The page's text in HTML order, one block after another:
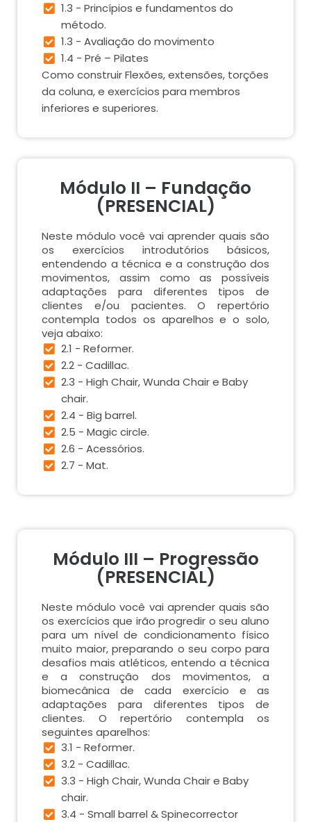
1.3 - Princípios e fundamentos do
método.
1.3 - Avaliação do movimento
1.4 - Pré – Pilates
Como construir Flexões, extensões, torções
da coluna, e exercícios para membros
inferiores e superiores.
Módulo II – Fundação
(PRESENCIAL)
Neste módulo você vai aprender quais são
os exercícios introdutórios básicos,
entendendo a técnica e a construção dos
movimentos, assim como as possíveis
adaptações para diferentes tipos de
clientes e/ou pacientes. O repertório
contempla todos os aparelhos e o solo,
veja abaixo:
2.1 - Reformer.
2.2 - Cadillac.
2.3 - High Chair, Wunda Chair e Baby
chair.
2.4 - Big barrel.
2.5 - Magic circle.
2.6 - Acessórios.
2.7 - Mat.
Módulo III – Progressão
(PRESENCIAL)
Neste módulo você vai aprender quais são
os exercícios que irão progredir o seu aluno
para um nível de condicionamento físico
muito maior, preparando o seu corpo para
desafios mais atléticos, entendo a técnica
e a construção dos movimentos, a
biomecânica de cada exercício e as
adaptações para diferentes tipos de
clientes. O repertório contempla os
seguintes aparelhos:
3.1 - Reformer.
3.2 - Cadillac.
3.3 - High Chair, Wunda Chair e Baby
chair.
3.4 - Small barrel & Spinecorrector